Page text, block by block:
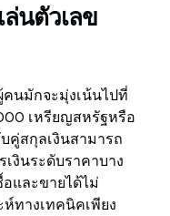
ล่นตัวเลข
นมักจะมุ่งเน้นไปที่
เหรียญสหรัฐหรือ
คู่สกุลเงินสามารถ
งินระดับราคาบาง
และขายได้ไม่
ห์ทางเทคนิคเพียง